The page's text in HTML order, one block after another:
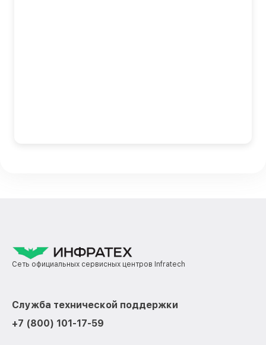
Сеть официальных сервисных центров Infratech
Служба технической поддержки
+7 (800) 101-17-59